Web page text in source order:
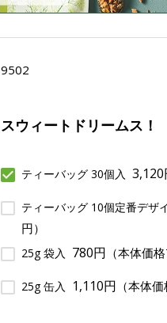
9502
スウィートドリームス！
ティーバッグ 30個入 3,120
ティーバッグ 10個定番デザ
円）
25g 袋入 780円 （本体価
25g 缶入 1,110円 （本体